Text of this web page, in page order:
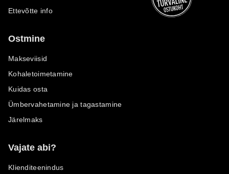
Ettevõtte info
Ostmine
Makseviisid
Kohaletoimetamine
Kuidas osta
Ümbervahetamine ja tagastamine
Järelmaks
Vajate abi?
Klienditeenindus